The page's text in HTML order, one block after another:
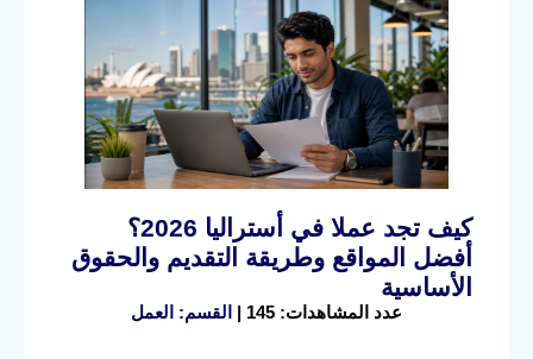
كيف تجد عملا في أستراليا 2026؟
أفضل المواقع وطريقة التقديم والحقوق
الأساسية
عدد المشاهدات: 145 | القسم: العمل